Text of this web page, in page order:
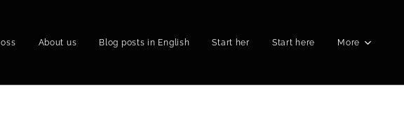
About us Blog posts in English Start her Start here More